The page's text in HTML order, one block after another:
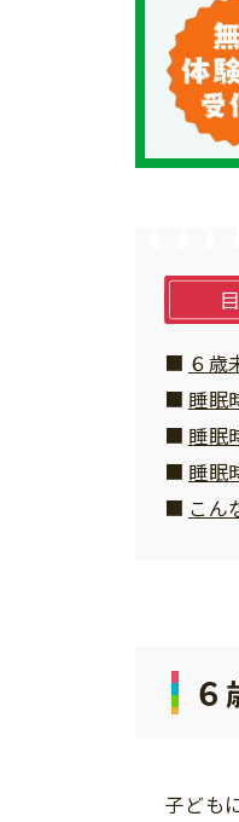
「こそだてまっぷ」とは
サイトのご利⽤にあたって
６歳
睡眠
睡眠
睡眠
こん
子ども